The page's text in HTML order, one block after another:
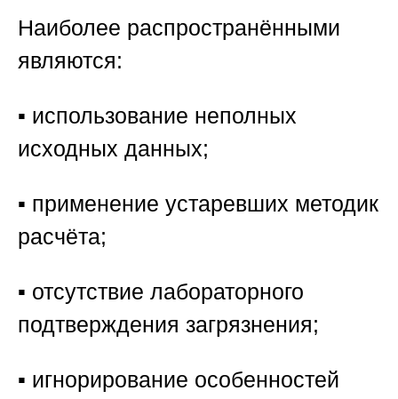
Наиболее распространёнными
являются:
▪️ использование неполных
исходных данных;
▪️ применение устаревших методик
расчёта;
▪️ отсутствие лабораторного
подтверждения загрязнения;
▪️ игнорирование особенностей